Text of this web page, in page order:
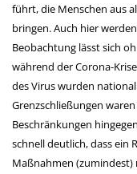
führt, die Menschen aus
bringen. Auch hier
Beobachtung lässt sich
während der Corona-
des Virus wurden
Grenzschließungen
Beschränkungen
schnell deutlich, dass ein
Maßnahmen